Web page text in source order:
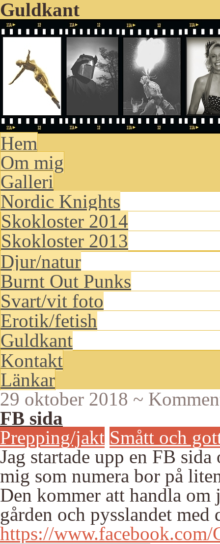
Guldkant
Hem
Om mig
Galleri
Nordic Knights
Skokloster 2014
Skokloster 2013
Djur/natur
Burnt Out Punks
Svart/vit foto
Erotik/fetish
Guldkant
Kontakt
Länkar
29 oktober 2018 ~
FB sida
Prepping/jakt Smått och
Jag startade upp en FB
mig som numera bor på
Den kommer att handla
gården och pysslandet med
https://www.facebook.com/